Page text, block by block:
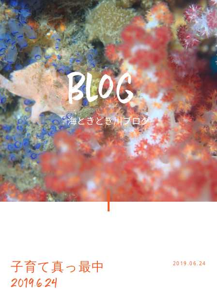
子育て真っ最中
2019.6.24
2019.06.24